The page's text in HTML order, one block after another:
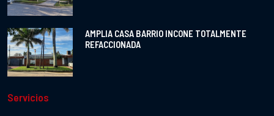
AMPLIA CASA BARRIO INCONE TOTALMENTE
REFACCIONADA
Servicios